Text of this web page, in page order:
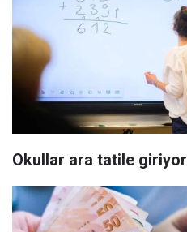
Okullar ara tatile giriyor